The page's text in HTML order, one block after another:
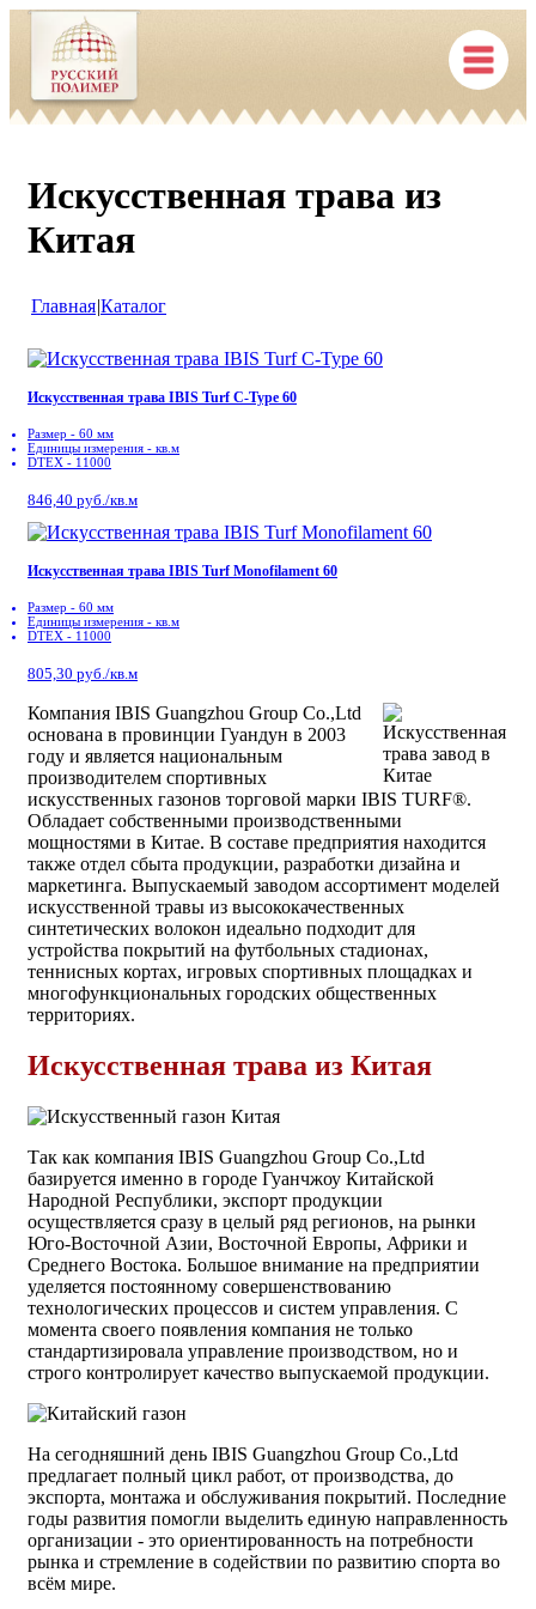
Искусственная трава из
Китая
Главная|Каталог
Искусственная трава IBIS Turf C-Type 60
Размер - 60 мм
Единицы измерения - кв.м
DTEX - 11000
846,40 руб./кв.м
Искусственная трава IBIS Turf Monofilament 60
Размер - 60 мм
Единицы измерения - кв.м
DTEX - 11000
805,30 руб./кв.м
Компания IBIS Guangzhou Group Co.,Ltd
основана в провинции Гуандун в 2003
году и является национальным
производителем спортивных
искусственных газонов торговой марки IBIS TURF®.
Обладает собственными производственными
мощностями в Китае. В составе предприятия находится
также отдел сбыта продукции, разработки дизайна и
маркетинга. Выпускаемый заводом ассортимент моделей
искусственной травы из высококачественных
синтетических волокон идеально подходит для
устройства покрытий на футбольных стадионах,
теннисных кортах, игровых спортивных площадках и
многофункциональных городских общественных
территориях.
Искусственная трава из Китая
Так как компания IBIS Guangzhou Group Co.,Ltd
базируется именно в городе Гуанчжоу Китайской
Народной Республики, экспорт продукции
осуществляется сразу в целый ряд регионов, на рынки
Юго-Восточной Азии, Восточной Европы, Африки и
Среднего Востока. Большое внимание на предприятии
уделяется постоянному совершенствованию
технологических процессов и систем управления. С
момента своего появления компания не только
стандартизировала управление производством, но и
строго контролирует качество выпускаемой продукции.
На сегодняшний день IBIS Guangzhou Group Co.,Ltd
предлагает полный цикл работ, от производства, до
экспорта, монтажа и обслуживания покрытий. Последние
годы развития помогли выделить единую направленность
организации - это ориентированность на потребности
рынка и стремление в содействии по развитию спорта во
всём мире.